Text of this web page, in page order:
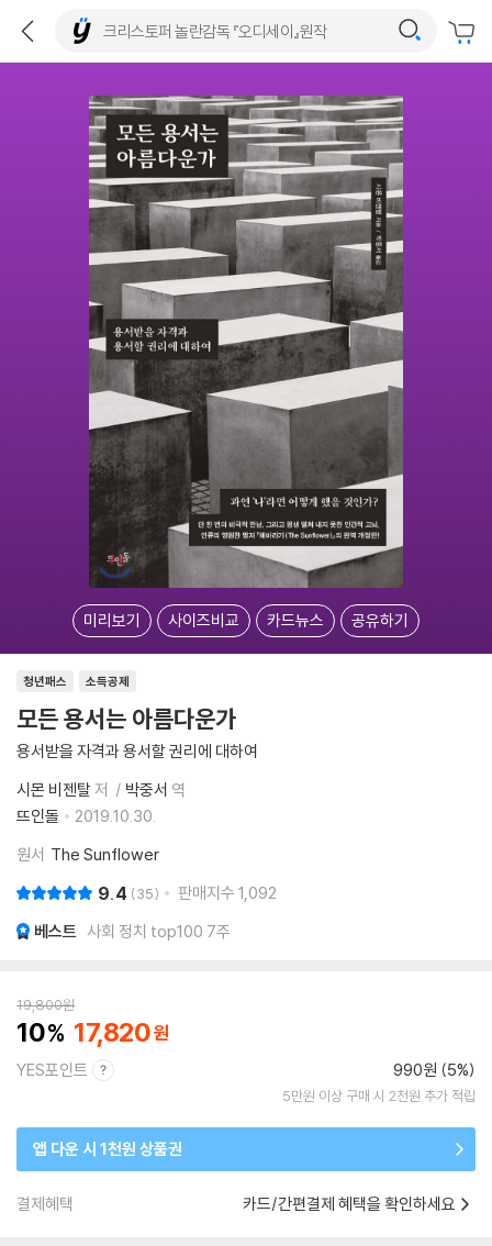
미리보기 사이즈비교 카드뉴스 공유하기
소득공제
청년패스
모든 용서는 아름다운가
용서받을 자격과 용서할 권리에 대하여
시몬 비젠탈 저 박중서 역
뜨인돌
2019.10.30.
원서 The Sunflower
9.4 35 판매지수 1,092
베스트 사회 정치 top100 7주
19,800원
10 17,820
YES포인트 990원 (5%)
5만원 이상 구매 시 2천원 추가 적립
앱 다운 시 1천원 상품권
결제혜택 카드/간편결제 혜택을 확인하세요